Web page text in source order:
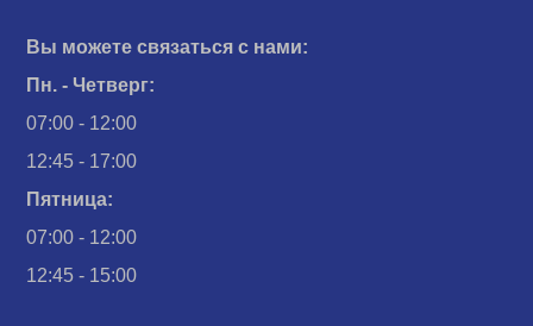
Вы можете связаться с нами:
Пн. - Четверг:
07:00 - 12:00
12:45 - 17:00
Пятница:
07:00 - 12:00
12:45 - 15:00